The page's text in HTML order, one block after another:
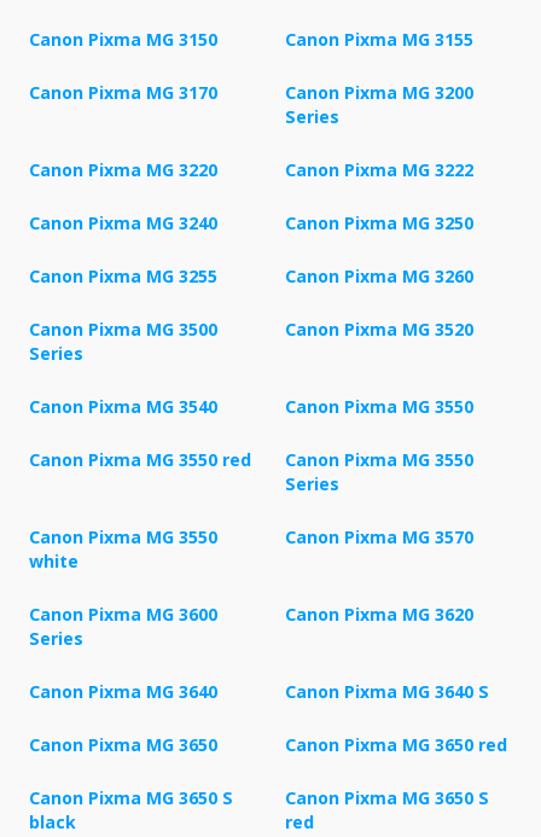
Canon Pixma MG 3150 Canon Pixma MG 3155
Canon Pixma MG 3170
Canon Pixma MG 3200
Series
Canon Pixma MG 3220 Canon Pixma MG 3222
Canon Pixma MG 3240 Canon Pixma MG 3250
Canon Pixma MG 3255 Canon Pixma MG 3260
Canon Pixma MG 3500
Series
Canon Pixma MG 3520
Canon Pixma MG 3540 Canon Pixma MG 3550
Canon Pixma MG 3550 red
Canon Pixma MG 3550
Series
Canon Pixma MG 3550
white
Canon Pixma MG 3570
Canon Pixma MG 3600
Series
Canon Pixma MG 3620
Canon Pixma MG 3640 Canon Pixma MG 3640 S
Canon Pixma MG 3650 Canon Pixma MG 3650 red
Canon Pixma MG 3650 S
black
Canon Pixma MG 3650 S
red